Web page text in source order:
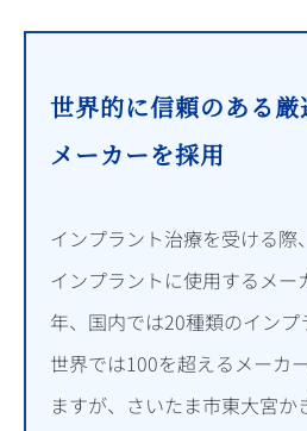
世界的に信頼のある厳
メーカーを採用
インプラント治療を受ける際
インプラントに使用するメー
年、国内では20種類のインプ
世界では100を超えるメーカ
ますが、さいたま市東大宮か